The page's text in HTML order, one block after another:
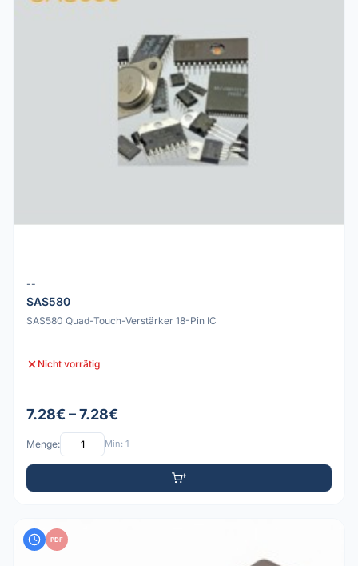
--
SAS580
SAS580 Quad-Touch-Verstärker 18-Pin IC
Nicht vorrätig
7.28€ – 7.28€
Menge: Min: 1
PDF